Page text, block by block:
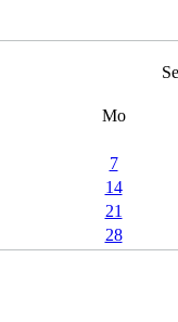
Mo
7
14
21
28